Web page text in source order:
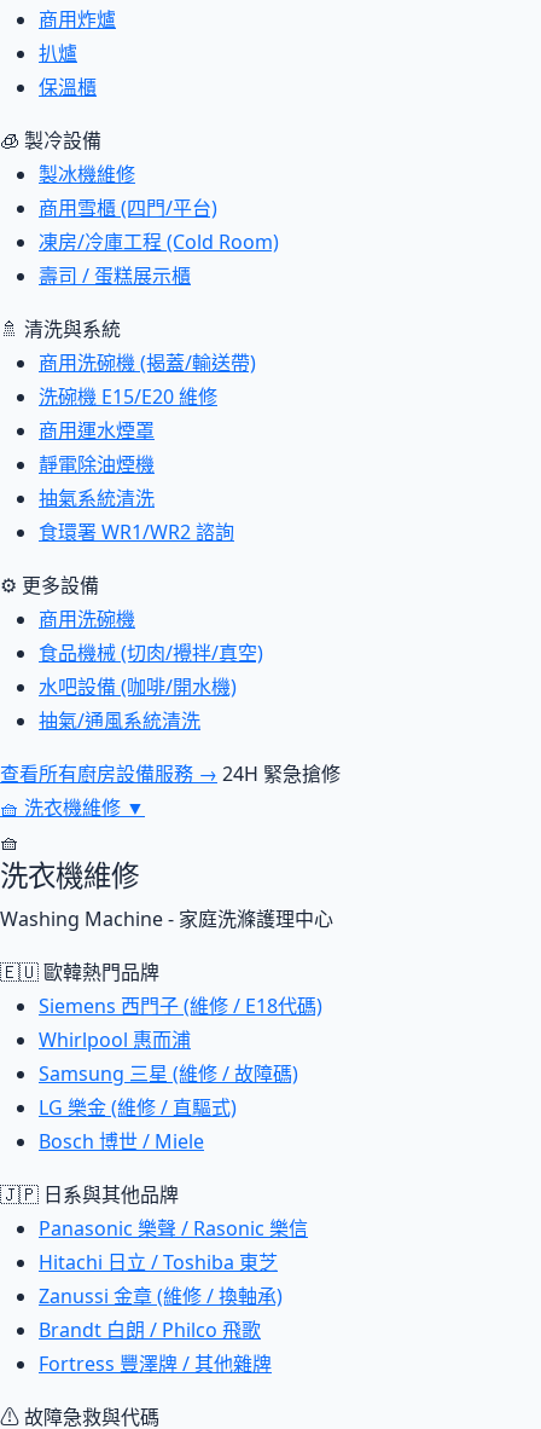
商用炸爐
扒爐
保溫櫃
🧊 製冷設備
製冰機維修
商用雪櫃 (四門/平台)
凍房/冷庫工程 (Cold Room)
壽司 / 蛋糕展示櫃
🚿 清洗與系統
商用洗碗機 (揭蓋/輸送帶)
洗碗機 E15/E20 維修
商用運水煙罩
靜電除油煙機
抽氣系統清洗
食環署 WR1/WR2 諮詢
⚙ 更多設備
商用洗碗機
食品機械 (切肉/攪拌/真空)
水吧設備 (咖啡/開水機)
抽氣/通風系統清洗
查看所有廚房設備服務 → 24H 緊急搶修
🧺 洗衣機維修 ▼
🧺
洗衣機維修
Washing Machine - 家庭洗滌護理中心
🇪🇺 歐韓熱門品牌
Siemens 西門子 (維修 / E18代碼)
Whirlpool 惠而浦
Samsung 三星 (維修 / 故障碼)
LG 樂金 (維修 / 直驅式)
Bosch 博世 / Miele
🇯🇵 日系與其他品牌
Panasonic 樂聲 / Rasonic 樂信
Hitachi 日立 / Toshiba 東芝
Zanussi 金章 (維修 / 換軸承)
Brandt 白朗 / Philco 飛歌
Fortress 豐澤牌 / 其他雜牌
⚠ 故障急救與代碼